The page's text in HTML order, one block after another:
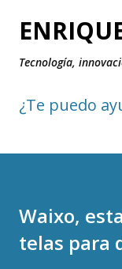
Tecnología,
¿Te puedo
Waixo,
telas para